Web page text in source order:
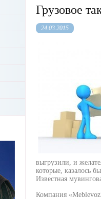
Грузовое
24.03.2015
выгрузили, и
которые, казалось
Известная
Компания